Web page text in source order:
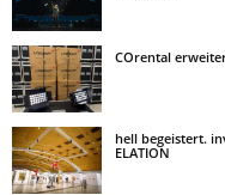
COrental
hell begeistert.
ELATION